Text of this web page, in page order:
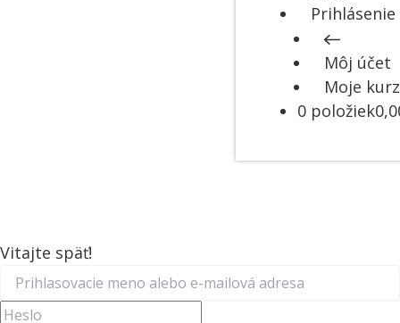
Prihlásenie
Môj účet
Moje
0 položiek
Vitajte späť!